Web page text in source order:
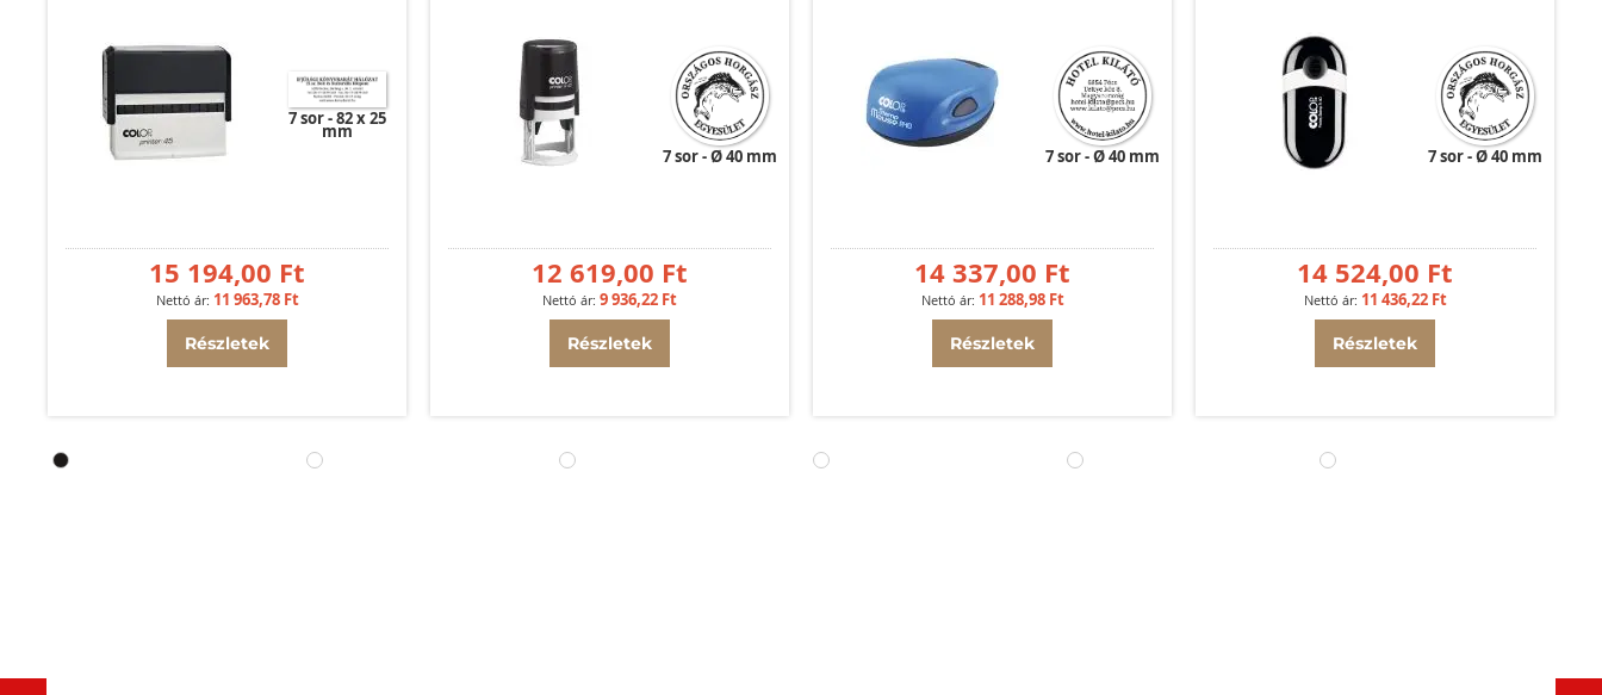
7 sor 82 x 25
mm
15 194,00 Ft
11 963,78 Ft
Részletek
7 sor Ø 40 mm
12 619,00 Ft
9 936,22 Ft
Részletek
7 sor Ø 40 mm
14 337,00 Ft
11 288,98 Ft
Részletek
7 sor Ø 40 mm
14 524,00 Ft
11 436,22 Ft
Részletek